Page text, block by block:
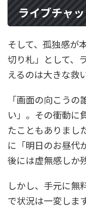
ライブチャ
そして、孤独感が
切り札」として、
えるのは大きな救
「画面の向こう
い」。その衝動に
たこともありまし
に「明日のお昼代
後には虚無感しか
しかし、手元に無
で状況は一変しま